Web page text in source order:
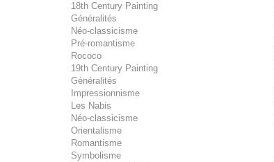
18th Century Painting
Généralités
Néo-classicisme
Pré-romantisme
Rococo
19th Century Painting
Généralités
Impressionnisme
Les Nabis
Néo-classicisme
Orientalisme
Romantisme
Symbolisme